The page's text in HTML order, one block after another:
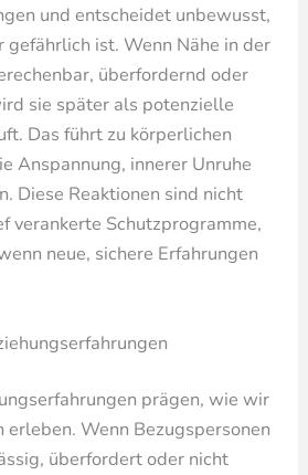
und entscheidet unbewusst,
gefährlich ist. Wenn Nähe in der
überfordernd oder
sie später als potenzielle
Das führt zu körperlichen
Anspannung, innerer Unruhe
Diese Reaktionen sind nicht
verankerte Schutzprogramme,
neue, sichere Erfahrungen
prägen, wie wir
erleben. Wenn Bezugspersonen
überfordert oder nicht